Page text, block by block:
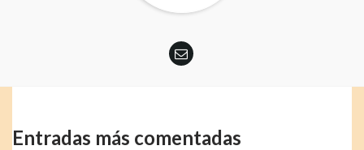
Entradas más comentadas